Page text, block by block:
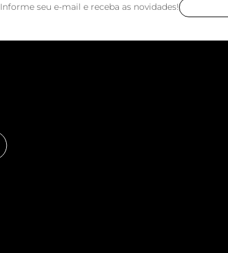
Informe seu e-mail e receba as novidades!